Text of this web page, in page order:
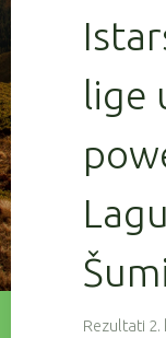
lige
Šumi
Rezultati 2.